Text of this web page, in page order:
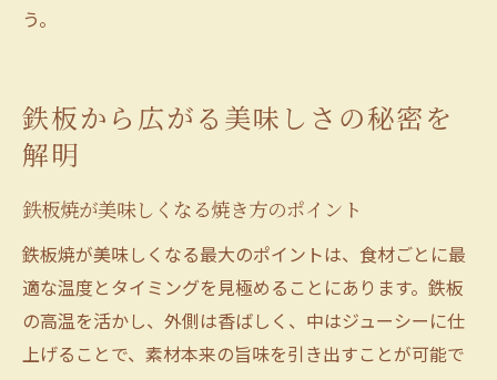
う。
鉄板から広がる美味しさの秘密を
解明
鉄板焼が美味しくなる焼き方のポイント
鉄板焼が美味しくなる最大のポイントは、食材ごとに最
適な温度とタイミングを見極めることにあります。鉄板
の高温を活かし、外側は香ばしく、中はジューシーに仕
上げることで、素材本来の旨味を引き出すことが可能で